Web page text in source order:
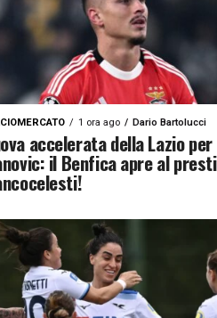
1 ora ago Dario Bartolucci
accelerata della Lazio per
il Benfica apre al